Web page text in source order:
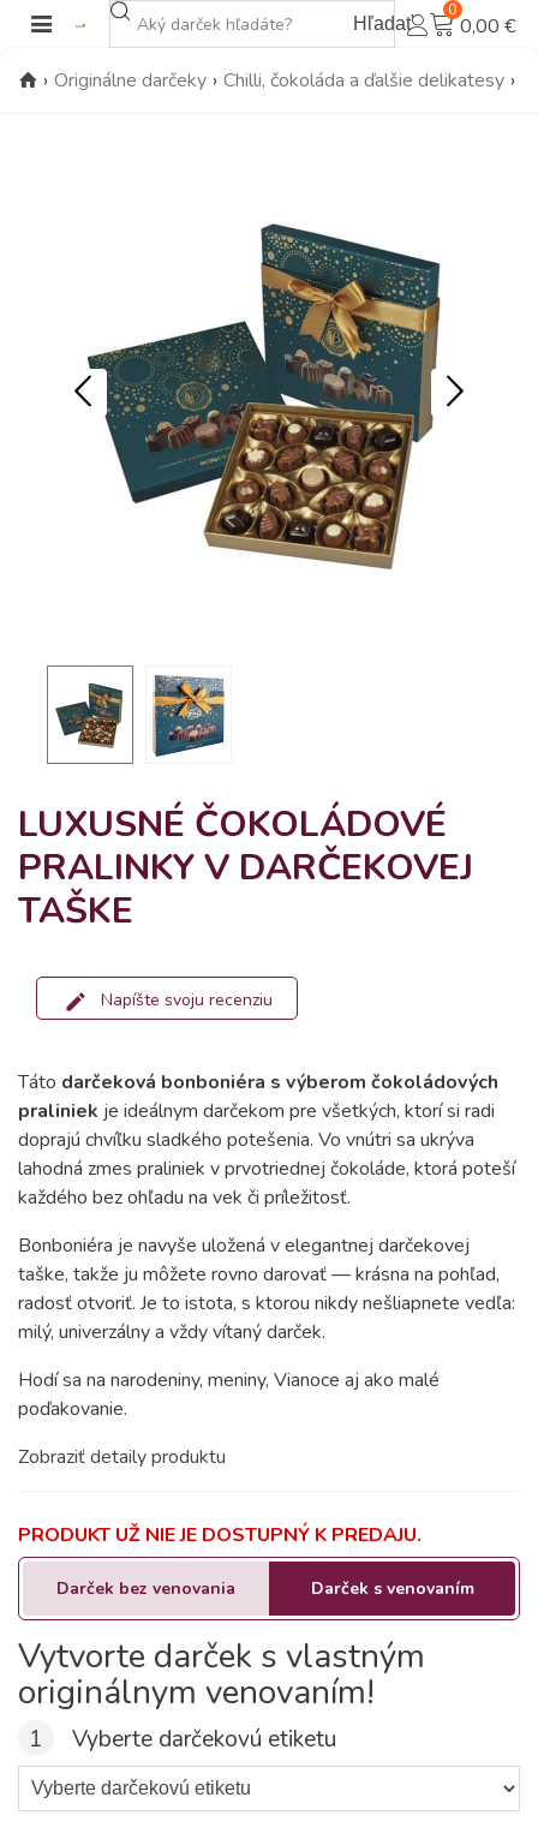
Hľadať
0
0,00 €
› Originálne darčeky › Chilli, čokoláda a ďalšie delikatesy ›
LUXUSNÉ ČOKOLÁDOVÉ
PRALINKY V DARČEKOVEJ
TAŠKE
Napíšte svoju recenziu
Táto darčeková bonboniéra s výberom čokoládových
praliniek je ideálnym darčekom pre všetkých, ktorí si radi
doprajú chvíľku sladkého potešenia. Vo vnútri sa ukrýva
lahodná zmes praliniek v prvotriednej čokoláde, ktorá poteší
každého bez ohľadu na vek či príležitosť.
Bonboniéra je navyše uložená v elegantnej darčekovej
taške, takže ju môžete rovno darovať — krásna na pohľad,
radosť otvoriť. Je to istota, s ktorou nikdy nešliapnete vedľa:
milý, univerzálny a vždy vítaný darček.
Hodí sa na narodeniny, meniny, Vianoce aj ako malé
poďakovanie.
Zobraziť detaily produktu
PRODUKT UŽ NIE JE DOSTUPNÝ K PREDAJU.
Darček bez venovania Darček s venovaním
Vytvorte darček s vlastným
originálnym venovaním!
1 Vyberte darčekovú etiketu